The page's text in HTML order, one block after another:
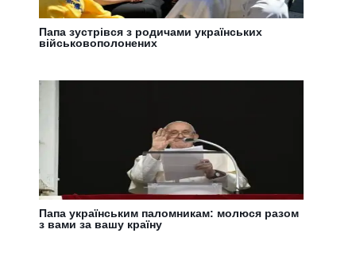
Папа зустрівся з родичами українських
військовополонених
Папа українським паломникам: молюся разом
з вами за вашу країну